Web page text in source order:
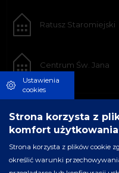
Ratusz Staromiejski
Centrum Św. Jana
Ustawienia
cookies
Strona korzysta z
komfort użytkowania
Strona korzysta z plików cookie
określić warunki